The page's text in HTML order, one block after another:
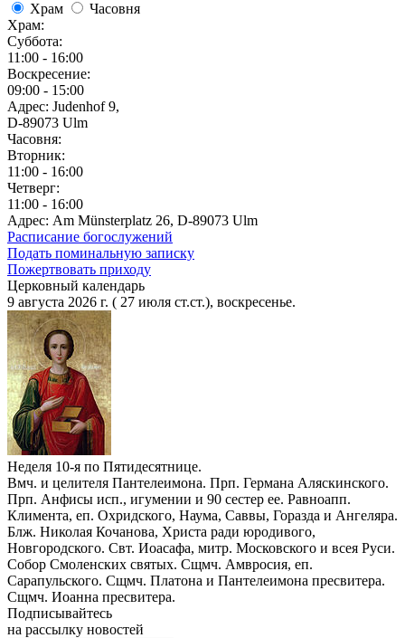
Храм
Часовня
Храм:
Суббота:
11:00 - 16:00
Воскресение:
09:00 - 15:00
Адрес: Judenhof 9,
D-89073 Ulm
Часовня:
Вторник:
11:00 - 16:00
Четверг:
11:00 - 16:00
Адрес: Am Münsterplatz 26, D-89073 Ulm
Расписание богослужений
Подать поминальную записку
Пожертвовать приходу
Церковный календарь
9 августа 2026 г. ( 27 июля ст.ст.), воскресенье.
Неделя 10-я по Пятидесятнице.
Вмч. и целителя Пантелеимона. Прп. Германа Аляскинского.
Прп. Анфисы исп., игумении и 90 сестер ее. Равноапп.
Климента, еп. Охридского, Наума, Саввы, Горазда и Ангеляра.
Блж. Николая Кочанова, Христа ради юродивого,
Новгородского. Свт. Иоасафа, митр. Московского и всея Руси.
Собор Смоленских святых. Сщмч. Амвросия, еп.
Сарапульского. Сщмч. Платона и Пантелеимона пресвитера.
Сщмч. Иоанна пресвитера.
Подписывайтесь
на рассылку новостей